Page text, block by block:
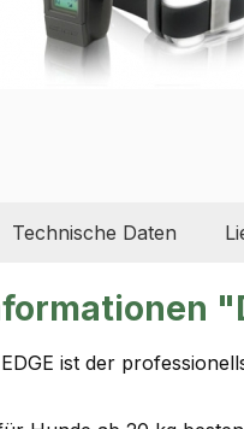
Technische Daten
ist der